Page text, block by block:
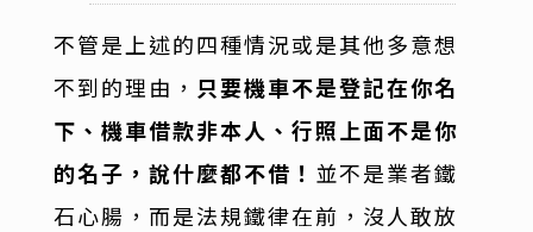
不管是上述的四種情況或是其他多意想
不到的理由， 只要機車不是登記在你名
下、機車借款非本人、行照上面不是你
的名子，說什麼都不借！ 並不是業者鐵
石心腸，而是法規鐵律在前，沒人敢放